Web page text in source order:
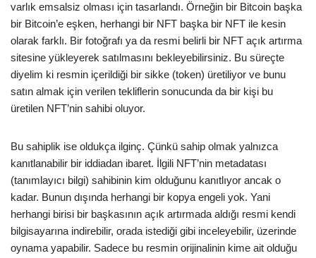
varlık emsalsiz olması için tasarlandı. Örneğin bir Bitcoin başka
bir Bitcoin’e eşken, herhangi bir NFT başka bir NFT ile kesin
olarak farklı. Bir fotoğrafı ya da resmi belirli bir NFT açık artırma
sitesine yükleyerek satılmasını bekleyebilirsiniz. Bu süreçte
diyelim ki resmin içerildiği bir sikke (token) üretiliyor ve bunu
satın almak için verilen tekliflerin sonucunda da bir kişi bu
üretilen NFT’nin sahibi oluyor.
Bu sahiplik ise oldukça ilginç. Çünkü sahip olmak yalnızca
kanıtlanabilir bir iddiadan ibaret. İlgili NFT’nin metadatası
(tanımlayıcı bilgi) sahibinin kim olduğunu kanıtlıyor ancak o
kadar. Bunun dışında herhangi bir kopya engeli yok. Yani
herhangi birisi bir başkasının açık artırmada aldığı resmi kendi
bilgisayarına indirebilir, orada istediği gibi inceleyebilir, üzerinde
oynama yapabilir. Sadece bu resmin orijinalinin kime ait olduğu